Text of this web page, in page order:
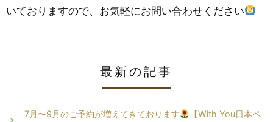
いておりますので、お気軽にお問い合わせください
最新の記事
7月〜9月のご予約が増えてきております
【With You日本ペ